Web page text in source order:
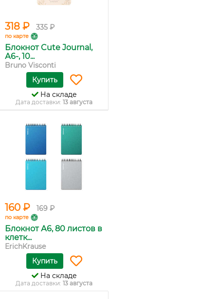
318 ₽ 335 ₽
по карте
Блокнот Cute Journal,
А6-, 10...
Bruno Visconti
Купить
На складе
Дата доставки: 13 августа
160 ₽ 169 ₽
по карте
Блокнот А6, 80 листов в
клетк...
ErichKrause
Купить
На складе
Дата доставки: 13 августа